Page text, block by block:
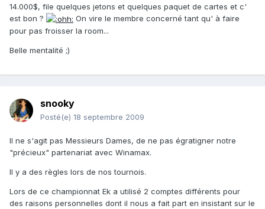
14.000$, file quelques jetons et quelques paquet de cartes et c'
est bon ?
On vire le membre concerné tant qu' à faire
pour pas froisser la room...
Belle mentalité ;)
snooky
Posté(e) 18 septembre 2009
Il ne s'agit pas Messieurs Dames, de ne pas égratigner notre
"précieux" partenariat avec Winamax.
Il y a des règles lors de nos tournois.
Lors de ce championnat Ek a utilisé 2 comptes différents pour
des raisons personnelles dont il nous a fait part en insistant sur le